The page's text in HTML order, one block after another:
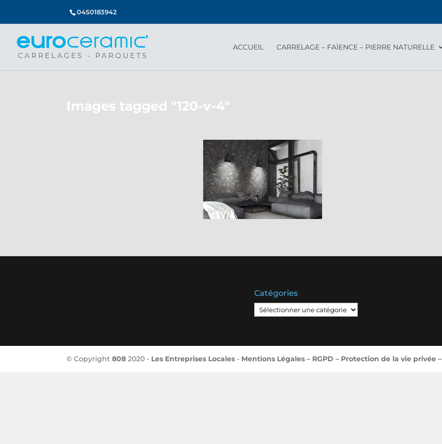
0450183942
ACCUEIL CARRELAGE – FAÏENCE – PIERRE NATURELLE
Images tagged "120-v-4"
Catégories
Catégories
© Copyright808 2020 - Les Entreprises Locales - Mentions Légales – RGPD – Protection de la vie privée